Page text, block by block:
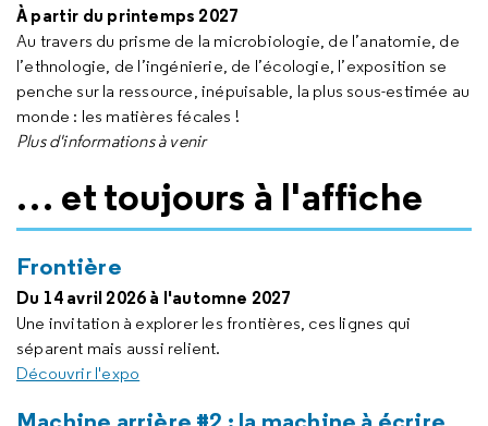
À partir du printemps 2027
Au travers du prisme de la microbiologie, de l’anatomie, de
l’ethnologie, de l’ingénierie, de l’écologie, l’exposition se
penche sur la ressource, inépuisable, la plus sous-estimée au
monde : les matières fécales !
Plus d'informations à venir
… et toujours à l'affiche
Frontière
Du 14 avril 2026 à l'automne 2027
Une invitation à explorer les frontières, ces lignes qui
séparent mais aussi relient.
Découvrir l'expo